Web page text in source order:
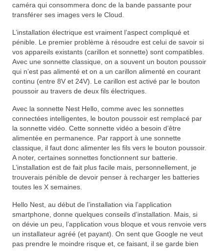
caméra qui consommera donc de la bande passante pour
transférer ses images vers le Cloud.
L’installation électrique est vraiment l’aspect compliqué et
pénible. Le premier problème à résoudre est celui de savoir si
vos appareils existants (carillon et sonnette) sont compatibles.
Avec une sonnette classique, on a souvent un bouton poussoir
qui n’est pas alimenté et on a un carillon alimenté en courant
continu (entre 8V et 24V). Le carillon est activé par le bouton
poussoir au travers de deux fils électriques.
Avec la sonnette Nest Hello, comme avec les sonnettes
connectées intelligentes, le bouton poussoir est remplacé par
la sonnette vidéo. Cette sonnette vidéo a besoin d’être
alimentée en permanence. Par rapport à une sonnette
classique, il faut donc alimenter les fils vers le bouton poussoir.
A noter, certaines sonnettes fonctionnent sur batterie.
L’installation est de fait plus facile mais, personnellement, je
trouverais pénible de devoir penser à recharger les batteries
toutes les X semaines.
Hello Nest, au début de l’installation via l’application
smartphone, donne quelques conseils d’installation. Mais, si
on dévie un peu, l’application vous bloque et vous renvoie vers
un installateur agréé (et payant). On sent que Google ne veut
pas prendre le moindre risque et, ce faisant, il se garde bien